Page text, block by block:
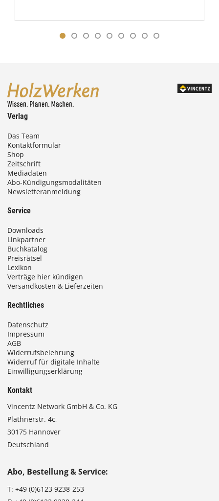
Verlag
Das Team
Kontaktformular
Shop
Zeitschrift
Mediadaten
Abo-Kündigungsmodalitäten
Newsletteranmeldung
Service
Downloads
Linkpartner
Buchkatalog
Preisrätsel
Lexikon
Verträge hier kündigen
Versandkosten & Lieferzeiten
Rechtliches
Datenschutz
Impressum
AGB
Widerrufsbelehrung
Widerruf für digitale Inhalte
Einwilligungserklärung
Kontakt
Vincentz Network GmbH & Co. KG
Plathnerstr. 4c,
30175 Hannover
Deutschland
Abo, Bestellung & Service:
T: +49 (0)6123 9238-253